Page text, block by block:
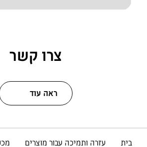
צרו קשר
ראה עוד
בית עזרה ותמיכה עבור מוצרים